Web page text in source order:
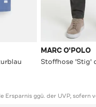
MARC O'POLO
Stoffhose 'Stig'
Ersparnis ggü. der UVP, sofern